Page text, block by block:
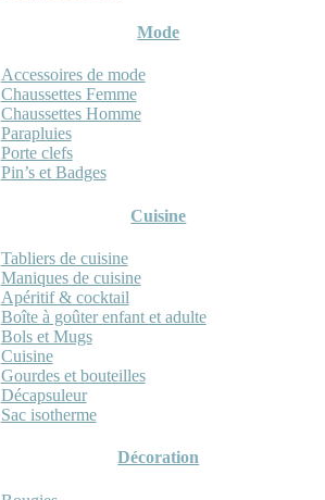
Mode
Accessoires de mode
Chaussettes Femme
Chaussettes Homme
Parapluies
Porte clefs
Pin’s et Badges
Cuisine
Tabliers de cuisine
Maniques de cuisine
Apéritif & cocktail
Boîte à goûter enfant et adulte
Bols et Mugs
Cuisine
Gourdes et bouteilles
Décapsuleur
Sac isotherme
Décoration